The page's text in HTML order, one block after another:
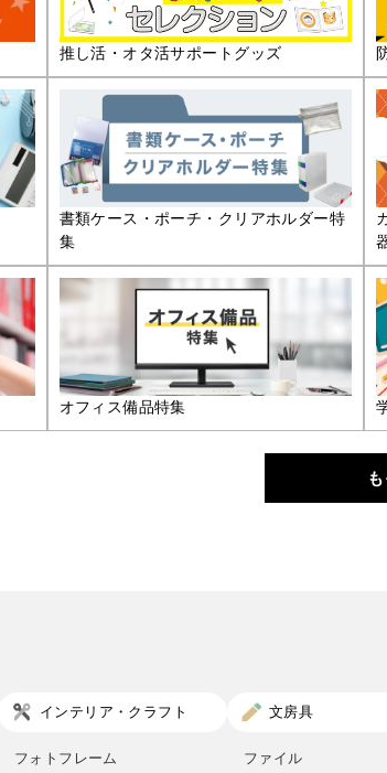
推し活・オタ活サポートグッズ
書類ケース・ポーチ・クリアホルダー特
集
オフィス備品特集
インテリア・クラフト
フォトフレーム
文房具
ファイル